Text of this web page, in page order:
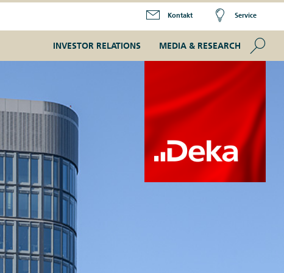
Kontakt Service
INVESTOR RELATIONS MEDIA & RESEARCH